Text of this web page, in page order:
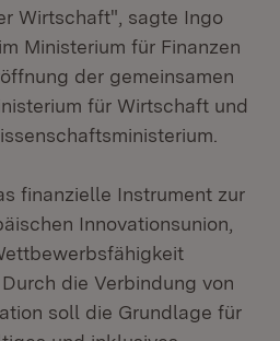
Wirtschaft", sagte Ingo
Ministerium für Finanzen
der gemeinsamen
für Wirtschaft und
finanzielle Instrument zur
Innovationsunion,
die Verbindung von
soll die Grundlage für